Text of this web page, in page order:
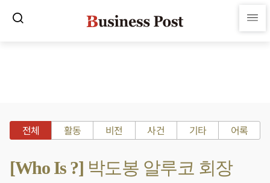
전체 활동 비전 사건 기타 어록
[Who Is ?] 박도봉 알루코 회장